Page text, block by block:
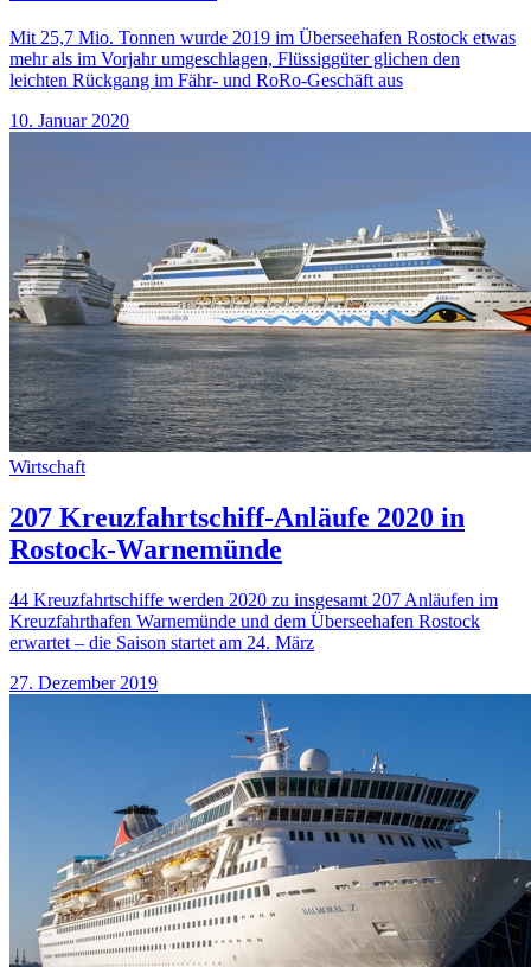
Mit 25,7 Mio. Tonnen wurde 2019 im Überseehafen Rostock etwas
mehr als im Vorjahr umgeschlagen, Flüssiggüter glichen den
leichten Rückgang im Fähr- und RoRo-Geschäft aus
10. Januar 2020
Wirtschaft
207 Kreuzfahrtschiff-Anläufe 2020 in
Rostock-Warnemünde
44 Kreuzfahrtschiffe werden 2020 zu insgesamt 207 Anläufen im
Kreuzfahrthafen Warnemünde und dem Überseehafen Rostock
erwartet – die Saison startet am 24. März
27. Dezember 2019